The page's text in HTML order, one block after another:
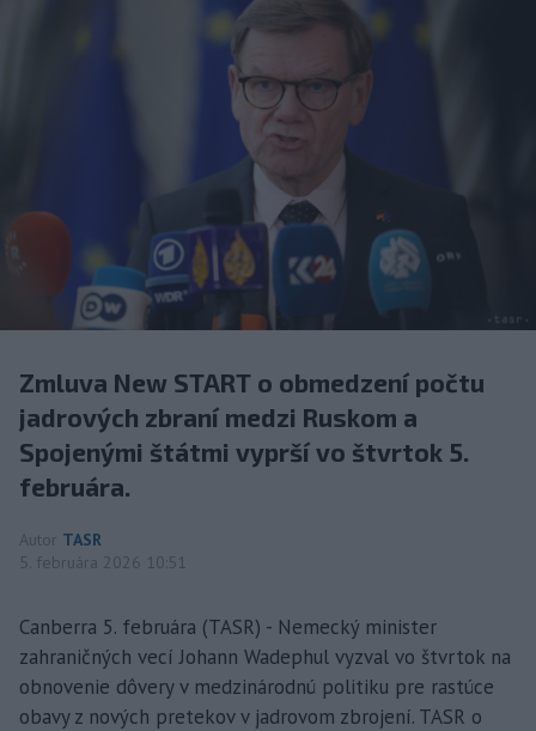
Zmluva New START o obmedzení počtu
jadrových zbraní medzi Ruskom a
Spojenými štátmi vyprší vo štvrtok 5.
februára.
Autor TASR
5. februára 2026 10:51
Canberra 5. februára (TASR) - Nemecký minister
zahraničných vecí Johann Wadephul vyzval vo štvrtok na
obnovenie dôvery v medzinárodnú politiku pre rastúce
obavy z nových pretekov v jadrovom zbrojení. TASR o